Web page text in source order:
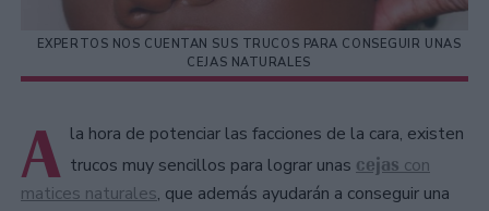
EXPERTOS NOS CUENTAN SUS TRUCOS PARA CONSEGUIR UNAS
CEJAS NATURALES
A la hora de potenciar las facciones de la cara, existen
trucos muy sencillos para lograr unas cejas con
matices naturales, que además ayudarán a conseguir una